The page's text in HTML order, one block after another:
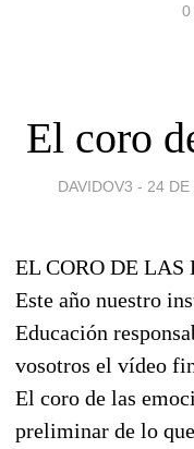
0
El coro
DAVIDOV3 - 24
EL CORO DE LAS
Este año nuestro
Educación
vosotros el vídeo
El coro de las
preliminar de lo